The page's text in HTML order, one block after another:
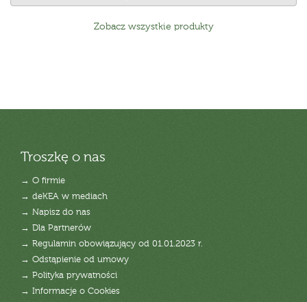
Zobacz wszystkie produkty
Troszkę o nas
→ O firmie
→ deKEA w mediach
→ Napisz do nas
→ Dla Partnerów
→ Regulamin obowiązujący od 01.01.2023 r.
→ Odstąpienie od umowy
→ Polityka prywatności
→ Informacje o Cookies